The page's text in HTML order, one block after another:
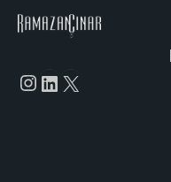
Instagram
LinkedIn
X